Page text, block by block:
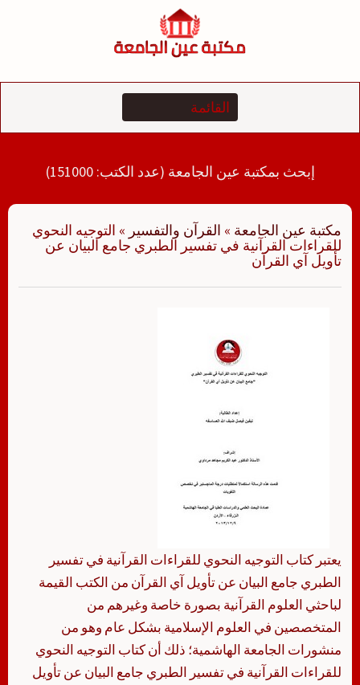
إبحث بمكتبة عين الجامعة (عدد الكتب: 151000)
مكتبة عين الجامعة » القرآن والتفسير » التوجيه النحوي
للقراءات القرآنية في تفسير الطبري جامع البيان عن
تأويل آي القرآن
يعتبر كتاب التوجيه النحوي للقراءات القرآنية في تفسير
الطبري جامع البيان عن تأويل آي القرآن من الكتب القيمة
لباحثي العلوم القرآنية بصورة خاصة وغيرهم من
المتخصصين في العلوم الإسلامية بشكل عام وهو من
منشورات الجامعة الهاشمية؛ ذلك أن كتاب التوجيه النحوي
للقراءات القرآنية في تفسير الطبري جامع البيان عن تأويل